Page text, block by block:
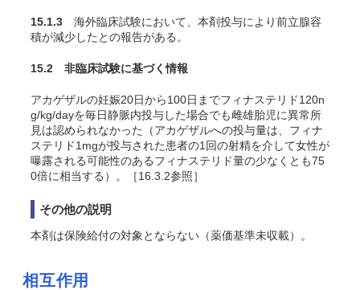
15.1.3 海外臨床試験において、本剤投与により前立腺容
積が減少したとの報告がある。
15.2 非臨床試験に基づく情報
アカゲザルの妊娠20日から100日までフィナステリド120n
g/kg/dayを毎日静脈内投与した場合でも雌雄胎児に異常所
見は認められなかった（アカゲザルへの投与量は、フィナ
ステリド1mgが投与された患者の1回の射精を介して女性が
曝露される可能性のあるフィナステリド量の少なくとも75
0倍に相当する）
。［16.3.2参照］
その他の説明
本剤は保険給付の対象とならない（薬価基準未収載）。
相互作用